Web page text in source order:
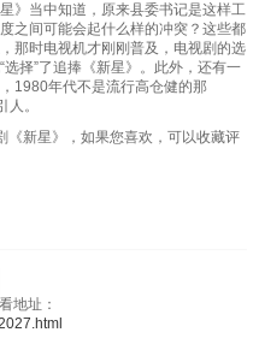
》当中知道，原来县委书记是这样工
之间可能会起什么样的冲突？这些都
那时电视机才刚刚普及，电视剧的选
择”了追捧《新星》。此外，还有一
1980年代不是流行高仓健的那
。
新星》，如果您喜欢，可以收藏评
地址：